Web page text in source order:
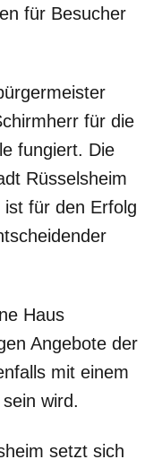
für Besucher
für die
fungiert. Die
Rüsselsheim
für den Erfolg
Haus
Angebote der
mit einem
wird.
setzt sich